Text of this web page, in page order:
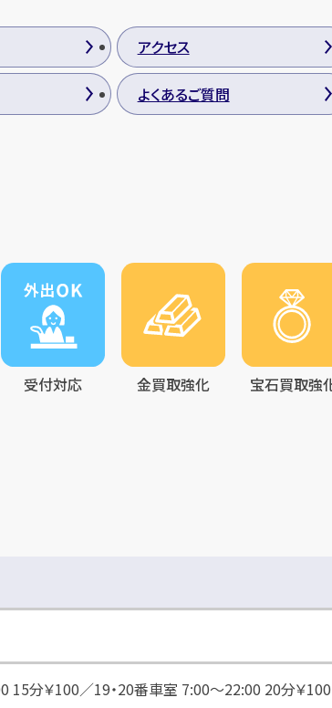
アクセス
よくあるご質問
受付対応 金買取強化 宝石買取強
15分￥100／19・20番車室 7:00〜22:00 20分￥